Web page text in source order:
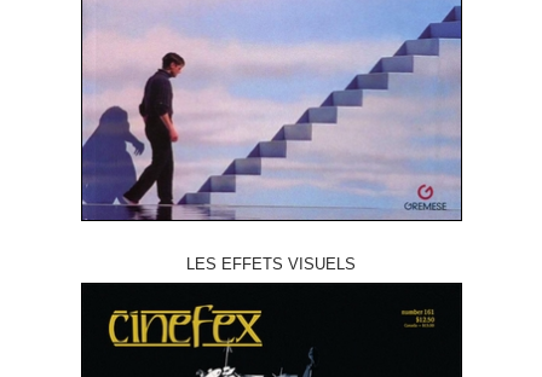
LES EFFETS VISUELS